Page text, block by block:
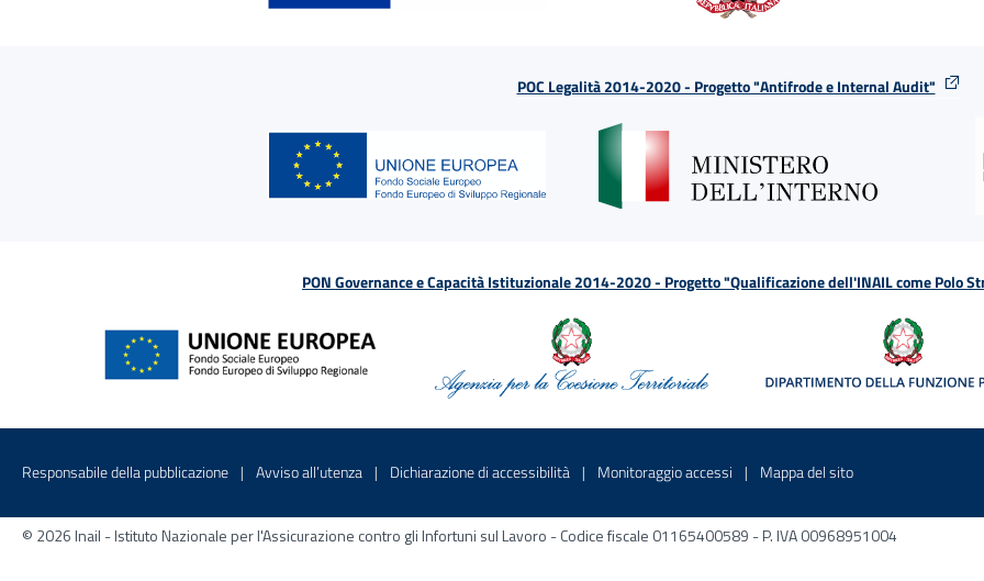
POC Legalità 2014-2020 - Progetto "Antifrode e Internal Audit"
PON Governance e Capacità Istituzionale 2014-2020 - Progetto "Qualificazione dell'INAIL come Polo
Menu di servizio
Responsabile della pubblicazione Sito interno - Apre in una nuova finestra
Avviso all’utenza Sito interno - Apre in una nuova finestra
Dichiarazione di accessibilità Sito interno - Apre in una nuova finestra
Monitoraggio accessi Sito interno - Apre in una nuova
Mappa del sitoSito interno - Apre
© 2026 Inail - Istituto Nazionale per l'Assicurazione contro gli Infortuni sul Lavoro - Codice fiscale 01165400589 - P. IVA 00968951004